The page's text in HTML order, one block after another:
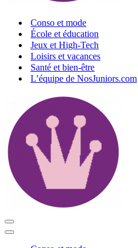
Conso et mode
École et éducation
Jeux et High-Tech
Loisirs et vacances
Santé et bien-être
L’équipe de NosJuniors.com
Menu
de
Menu